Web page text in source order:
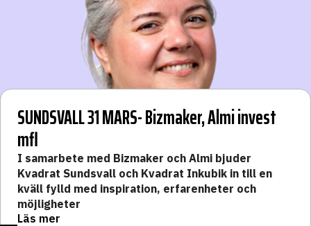
SUNDSVALL 31 MARS- Bizmaker, Almi invest
mfl
I samarbete med Bizmaker och Almi bjuder
Kvadrat Sundsvall och Kvadrat Inkubik in till en
kväll fylld med inspiration, erfarenheter och
möjligheter
Läs mer